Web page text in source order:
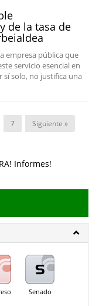
de la tasa de
empresa pública que
servicio esencial en
sí solo, no justifica una
7 Siguiente »
Senado